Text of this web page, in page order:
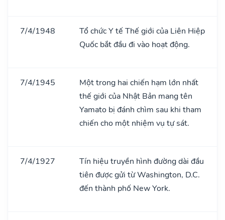
7/4/1948
Tổ chức Y tế Thế giới của Liên Hiệp
Quốc bắt đầu đi vào hoạt động.
7/4/1945
Một trong hai chiến hạm lớn nhất
thế giới của Nhật Bản mang tên
Yamato bị đánh chìm sau khi tham
chiến cho một nhiệm vụ tự sát.
7/4/1927
Tín hiệu truyền hình đường dài đầu
tiên được gửi từ Washington, D.C.
đến thành phố New York.